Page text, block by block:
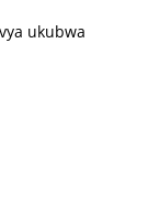
ukubwa